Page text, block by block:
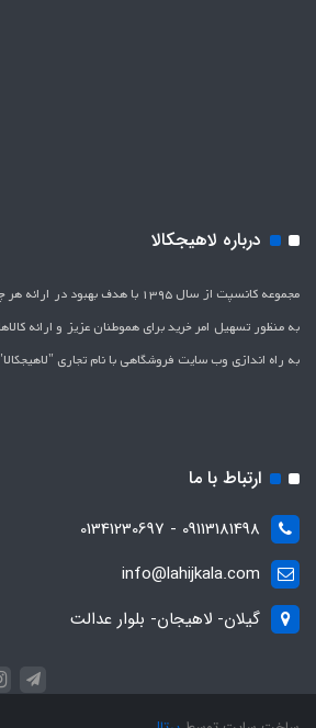
درباره لاهیجکالا
مجموعه کانسپت از سال 1395 با هدف
به منظور تسهیل امر خرید برای هموطنان عزیز و ارائه
به راه اندازی وب سایت فروشگاهی با نام تجاری
ارتباط با ما
09113181498 - 01341230697
info@lahijkala.com
گیلان- لاهیجان- بلوار عدالت